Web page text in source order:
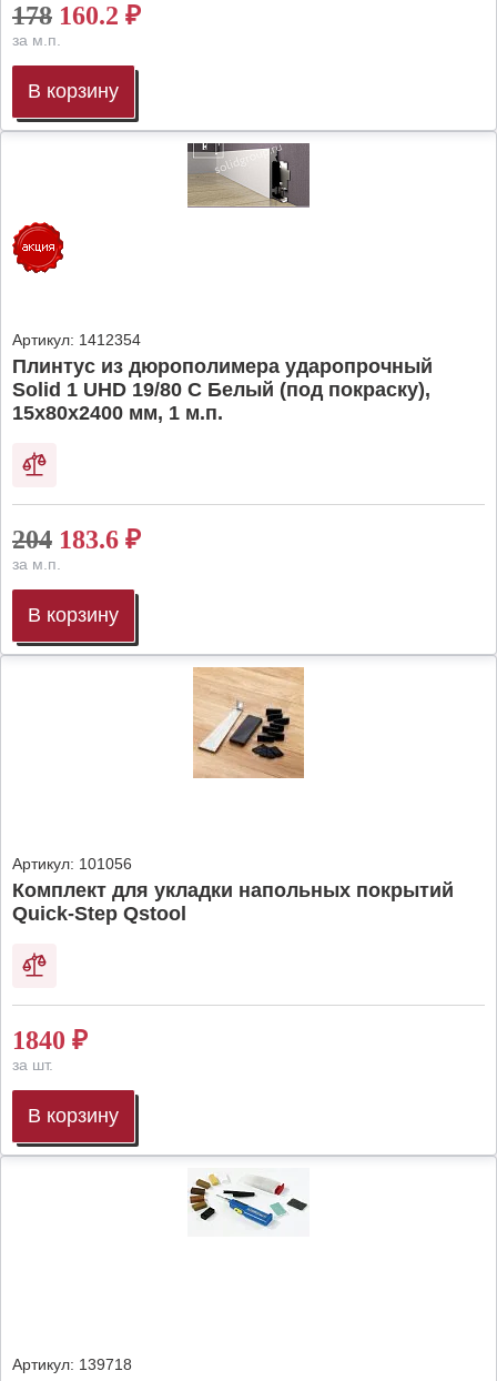
178 160.2 ₽
за м.п.
В корзину
Артикул: 1412354
Плинтус из дюрополимера ударопрочный
Solid 1 UHD 19/80 C Белый (под покраску),
15х80х2400 мм, 1 м.п.
204 183.6 ₽
за м.п.
В корзину
Артикул: 101056
Комплект для укладки напольных покрытий
Quick-Step Qstool
1840 ₽
за шт.
В корзину
Артикул: 139718